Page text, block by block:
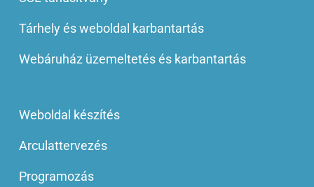
Tárhely és weboldal karbantartás
Webáruház üzemeltetés és karbantartás
Weboldal készítés
Arculattervezés
Programozás